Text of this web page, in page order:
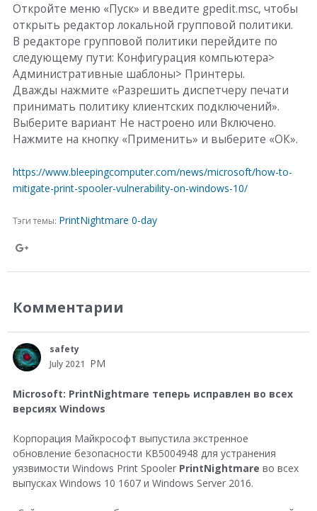
Откройте меню «Пуск» и введите gpedit.msc, чтобы
открыть редактор локальной групповой политики.
В редакторе групповой политики перейдите по
следующему пути: Конфигурация компьютера>
Административные шаблоны> Принтеры.
Дважды нажмите «Разрешить диспетчеру печати
принимать политику клиентских подключений».
Выберите вариант Не настроено или Включено.
Нажмите на кнопку «Применить» и выберите «ОК».
https://www.bleepingcomputer.com/news/microsoft/how-to-
mitigate-print-spooler-vulnerability-on-windows-10/
Тэги темы: PrintNightmare 0-day
a
e
o
G
o
g
Комментарии
safety
July 2021 PM
Microsoft: PrintNightmare теперь исправлен во всех
версиях Windows
Корпорация Майкрософт выпустила экстренное
обновление безопасности KB5004948 для устранения
уязвимости Windows Print Spooler PrintNightmare во всех
выпусках Windows 10 1607 и Windows Server 2016.